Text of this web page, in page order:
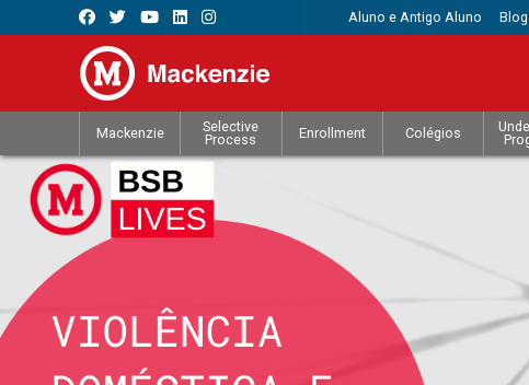
Aluno e Antigo Aluno Blog
Mackenzie
Selective
Process
Enrollment Colégios